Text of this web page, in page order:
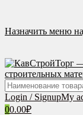
содержимому
Назначить меню
Login / SignupMy
00.00₽